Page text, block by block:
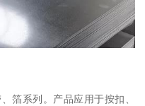
箔系列。产品应用于按扣、